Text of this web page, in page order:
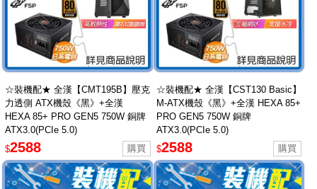
☆裝機配★ 全漢【CMT195B】壓克
力透側 ATX機殼《黑》+全漢
HEXA 85+ PRO GEN5 750W 銅牌
ATX3.0(PCIe 5.0)
$2588
☆裝機配★ 全漢【CST130 Basic】
M-ATX機殼《黑》+全漢 HEXA 85+
PRO GEN5 750W 銅牌
ATX3.0(PCIe 5.0)
$2588